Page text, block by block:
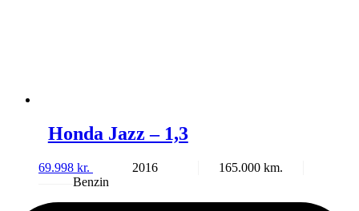
Honda Jazz – 1,3
69.998 kr. 2016
165.000
Benzin